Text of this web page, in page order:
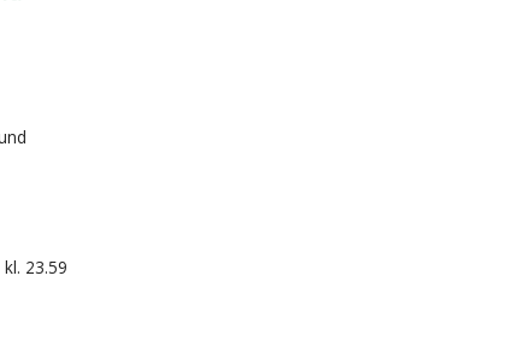
23.59